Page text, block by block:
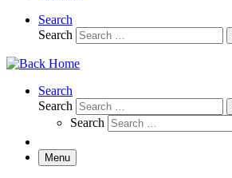
Search
Search
Search
Search
Search
Menu